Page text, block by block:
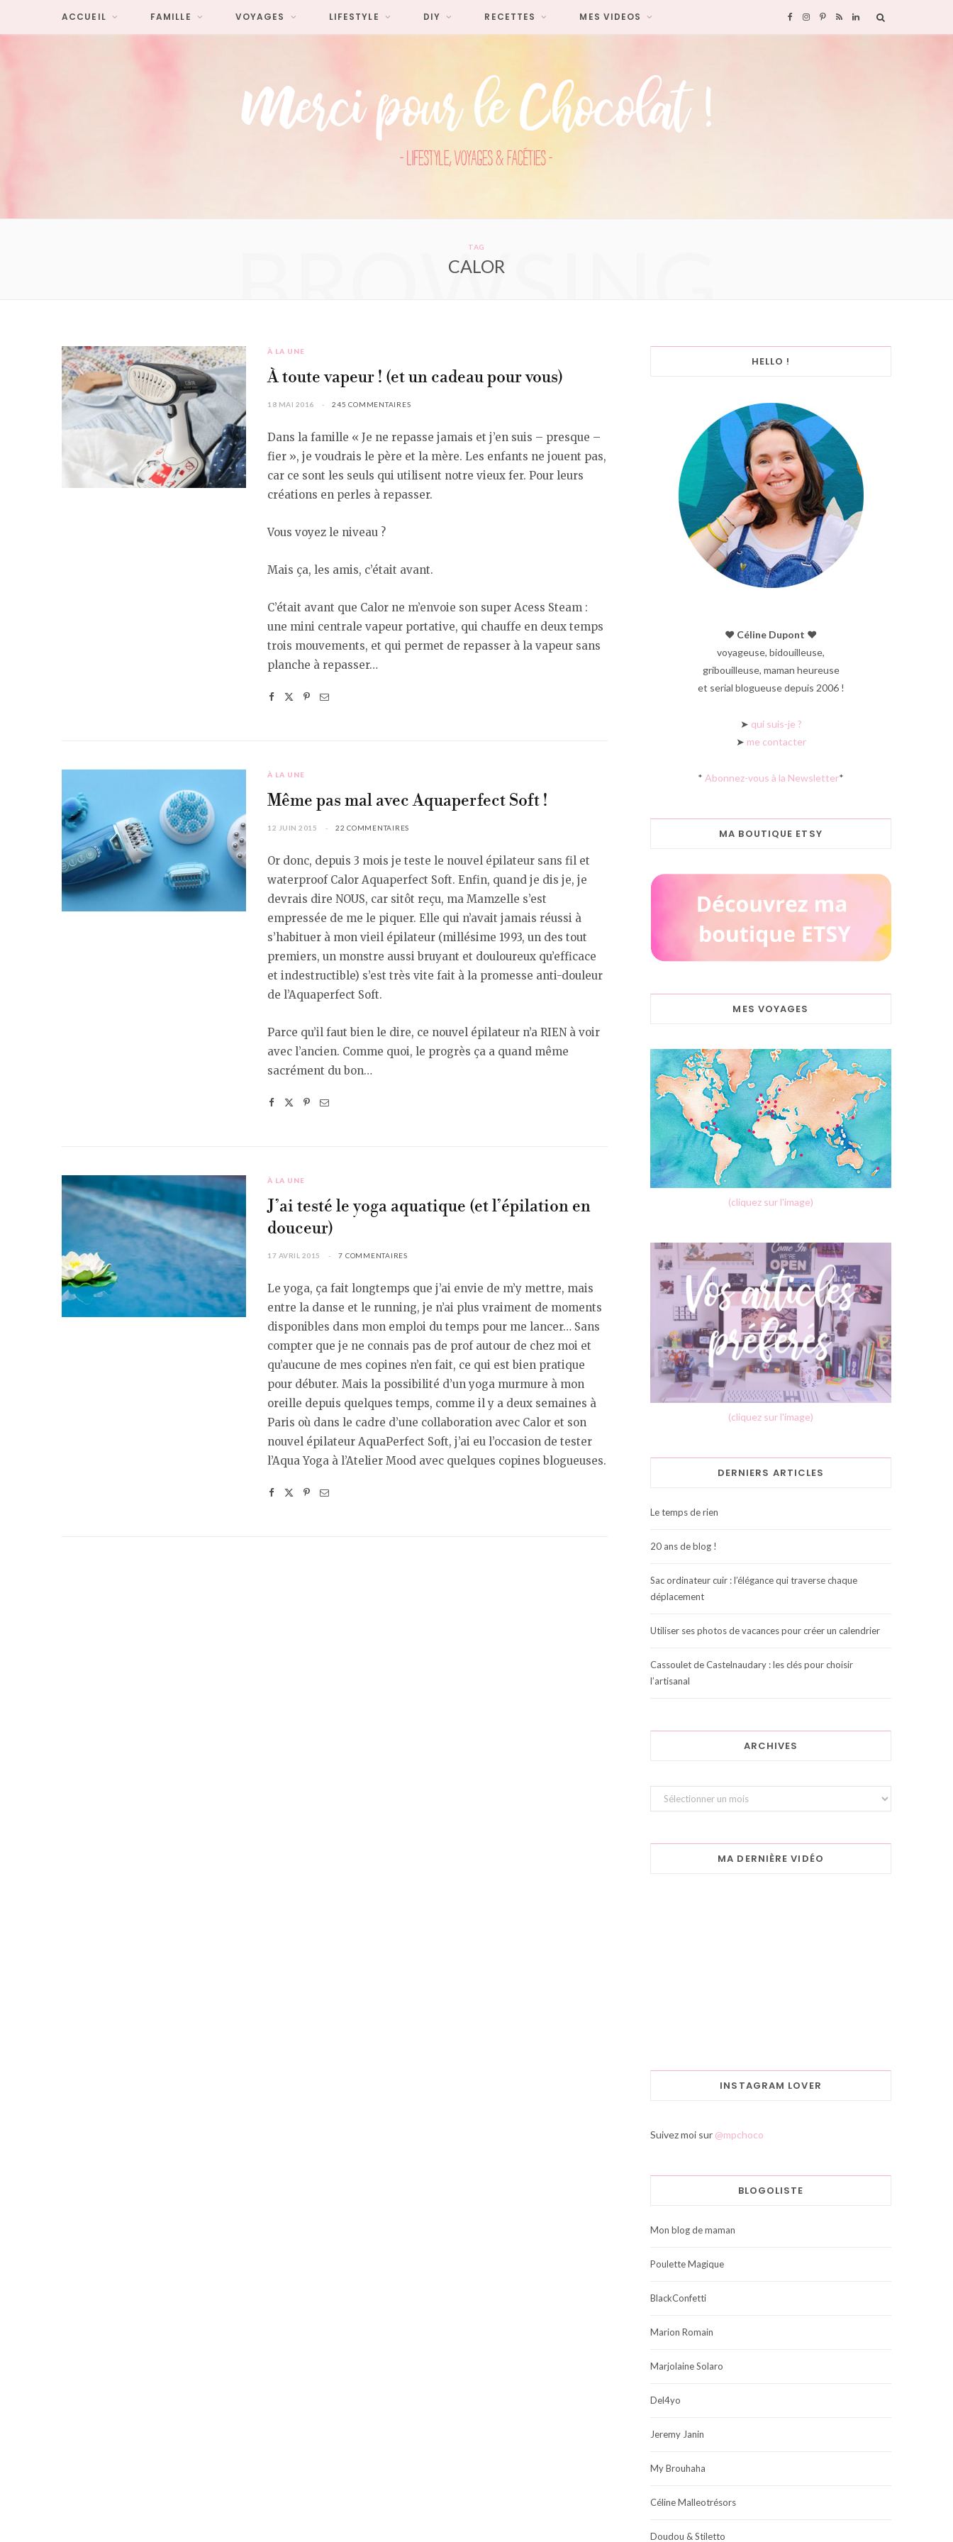
F I P
e
R L
I
ACCUEIL FAMILLE VOYAGES LIFESTYLE DIY RECETTES MES VIDEOS
TAG
CALOR
BROWSING
À LA UNE
À toute vapeur ! (et un cadeau pour vous)
18 MAI 2016 245 COMMENTAIRES
Dans la famille « Je ne repasse jamais et j’en suis – presque –
fier », je voudrais le père et la mère. Les enfants ne jouent pas,
car ce sont les seuls qui utilisent notre vieux fer. Pour leurs
créations en perles à repasser.
Vous voyez le niveau ?
Mais ça, les amis, c’était avant.
C’était avant que Calor ne m’envoie son super Acess Steam :
une mini centrale vapeur portative, qui chauffe en deux temps
trois mouvements, et qui permet de repasser à la vapeur sans
planche à repasser…
À LA UNE
Même pas mal avec Aquaperfect Soft !
12 JUIN 2015 22 COMMENTAIRES
Or donc, depuis 3 mois je teste le nouvel épilateur sans fil et
waterproof Calor Aquaperfect Soft. Enfin, quand je dis je, je
devrais dire NOUS, car sitôt reçu, ma Mamzelle s’est
empressée de me le piquer. Elle qui n’avait jamais réussi à
s’habituer à mon vieil épilateur (millésime 1993, un des tout
premiers, un monstre aussi bruyant et douloureux qu’efficace
et indestructible) s’est très vite fait à la promesse anti-douleur
de l’Aquaperfect Soft.
Parce qu’il faut bien le dire, ce nouvel épilateur n’a RIEN à voir
avec l’ancien. Comme quoi, le progrès ça a quand même
sacrément du bon…
À LA UNE
J’ai testé le yoga aquatique (et l’épilation en
douceur)
17 AVRIL 2015 7 COMMENTAIRES
Le yoga, ça fait longtemps que j’ai envie de m’y mettre, mais
entre la danse et le running, je n’ai plus vraiment de moments
disponibles dans mon emploi du temps pour me lancer… Sans
compter que je ne connais pas de prof autour de chez moi et
qu’aucune de mes copines n’en fait, ce qui est bien pratique
pour débuter. Mais la possibilité d’un yoga murmure à mon
oreille depuis quelques temps, comme il y a deux semaines à
Paris où dans le cadre d’une collaboration avec Calor et son
nouvel épilateur AquaPerfect Soft, j’ai eu l’occasion de tester
l’Aqua Yoga à l’Atelier Mood avec quelques copines blogueuses.
HELLO !
♥︎ Céline Dupont ♥︎
voyageuse, bidouilleuse,
gribouilleuse, maman heureuse
et serial blogueuse depuis 2006 !
➤ qui suis-je ?
➤ me contacter
* Abonnez-vous à la Newsletter*
MA BOUTIQUE ETSY
MES VOYAGES
(cliquez sur l'image)
(cliquez sur l'image)
DERNIERS ARTICLES
Le temps de rien
20 ans de blog !
Sac ordinateur cuir : l’élégance qui traverse chaque
déplacement
Utiliser ses photos de vacances pour créer un calendrier
Cassoulet de Castelnaudary : les clés pour choisir
l’artisanal
ARCHIVES
Archives
MA DERNIÈRE VIDÉO
INSTAGRAM LOVER
Suivez moi sur @mpchoco
BLOGOLISTE
Mon blog de maman
Poulette Magique
BlackConfetti
Marion Romain
Marjolaine Solaro
Del4yo
Jeremy Janin
My Brouhaha
Céline Malleotrésors
Doudou & Stiletto